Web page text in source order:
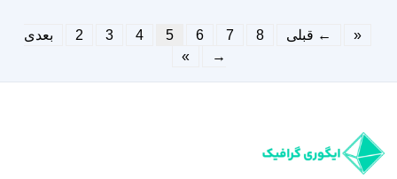
« ← قبلی 2 3 4 5 6 7 8
بعدی
→
»